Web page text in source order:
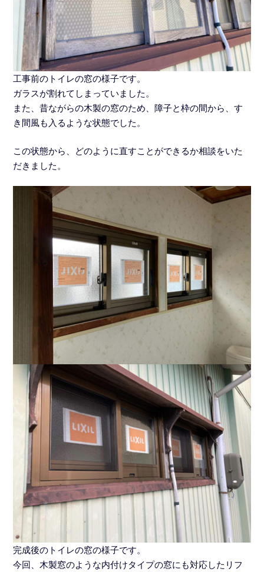
工事前のトイレの窓の様子です。
ガラスが割れてしまっていました。
また、昔ながらの木製の窓のため、障子と枠の間から、す
き間風も入るような状態でした。
この状態から、どのように直すことができるか相談をいた
だきました。
完成後のトイレの窓の様子です。
今回、木製窓のような内付けタイプの窓にも対応したリフ